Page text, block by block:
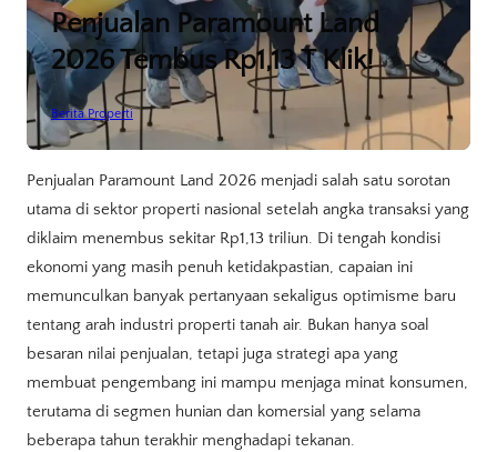
Penjualan Paramount Land
2026 Tembus Rp1,13 T Klik!
Berita Properti
Penjualan Paramount Land 2026 menjadi salah satu sorotan
utama di sektor properti nasional setelah angka transaksi yang
diklaim menembus sekitar Rp1,13 triliun. Di tengah kondisi
ekonomi yang masih penuh ketidakpastian, capaian ini
memunculkan banyak pertanyaan sekaligus optimisme baru
tentang arah industri properti tanah air. Bukan hanya soal
besaran nilai penjualan, tetapi juga strategi apa yang
membuat pengembang ini mampu menjaga minat konsumen,
terutama di segmen hunian dan komersial yang selama
beberapa tahun terakhir menghadapi tekanan.